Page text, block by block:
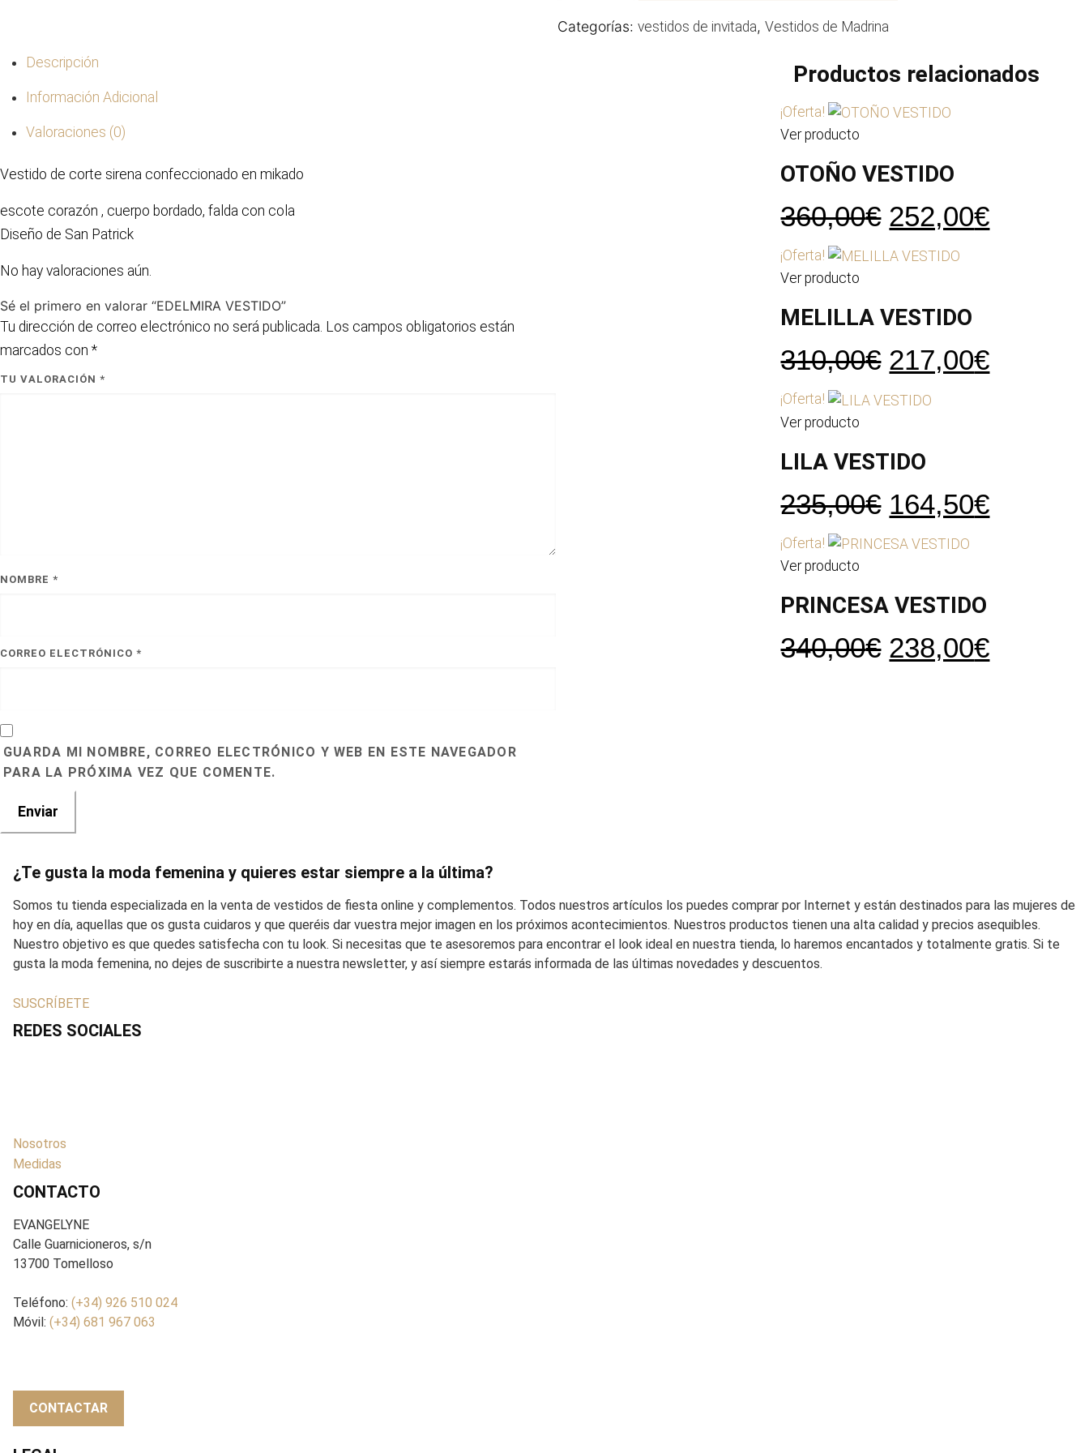
Categorías: vestidos de invitada, Vestidos de Madrina
Descripción
Información Adicional
Valoraciones (0)
Vestido de corte sirena confeccionado en mikado
escote corazón , cuerpo bordado, falda con cola
Diseño de San Patrick
No hay valoraciones aún.
Sé el primero en valorar “EDELMIRA VESTIDO”
Tu dirección de correo electrónico no será publicada. Los campos obligatorios están
marcados con *
TU VALORACIÓN *
NOMBRE *
CORREO ELECTRÓNICO *
GUARDA MI NOMBRE, CORREO ELECTRÓNICO Y WEB EN ESTE NAVEGADOR
PARA LA PRÓXIMA VEZ QUE COMENTE.
Productos relacionados
¡Oferta!
Ver producto
OTOÑO VESTIDO
360,00€ El
precio
era:
252,00€El
¡Oferta!
Ver producto
MELILLA VESTIDO
310,00€ El
precio
era:
217,00€El
¡Oferta!
Ver producto
LILA VESTIDO
235,00€ El
precio
era:
164,50€El
¡Oferta!
Ver producto
PRINCESA VESTIDO
340,00€ El
238,00€El
¿Te gusta la moda femenina y quieres estar siempre a la última?
Somos tu tienda especializada en la venta de vestidos de fiesta online y complementos. Todos nuestros artículos los puedes comprar por Internet y están destinados para las mujeres de
hoy en día, aquellas que os gusta cuidaros y que queréis dar vuestra mejor imagen en los próximos acontecimientos. Nuestros productos tienen una alta calidad y precios asequibles.
Nuestro objetivo es que quedes satisfecha con tu look. Si necesitas que te asesoremos para encontrar el look ideal en nuestra tienda, lo haremos encantados y totalmente gratis. Si te
gusta la moda femenina, no dejes de suscribirte a nuestra newsletter, y así siempre estarás informada de las últimas novedades y descuentos.
SUSCRÍBETE
REDES SOCIALES
Nosotros
Medidas
CONTACTO
EVANGELYNE
Calle Guarnicioneros, s/n
13700 Tomelloso
Teléfono: (+34) 926 510 024
Móvil: (+34) 681 967 063
CONTACTAR